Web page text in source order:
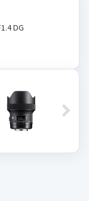
DG